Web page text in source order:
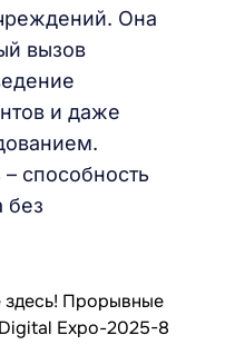
Она
вызов
и даже
способность
без